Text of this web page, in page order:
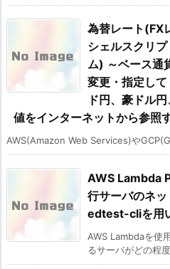
為替レート(FX
シェルスクリ
ム) ～ベース通
変更・指定し
ド円、豪ドル
値をインターネットから参照
AWS(Amazon Web Services)や
AWS Lambda
行サーバのネ
edtest-cliを用
AWS Lambdaを使
るサーバがどの程